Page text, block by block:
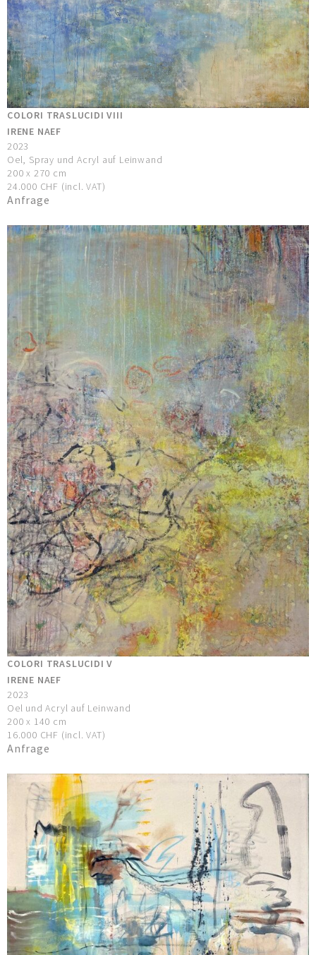
COLORI TRASLUCIDI VIII
IRENE NAEF
2023
Oel, Spray und Acryl auf Leinwand
200 x 270 cm
24.000 CHF (incl. VAT)
Anfrage
COLORI TRASLUCIDI V
IRENE NAEF
2023
Oel und Acryl auf Leinwand
200 x 140 cm
16.000 CHF (incl. VAT)
Anfrage